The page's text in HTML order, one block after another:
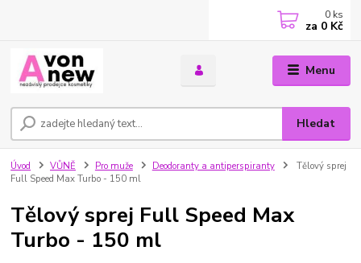
Menu
Hledat
0 ks
za 0 Kč
Úvod VŮNĚ Pro muže Deodoranty a antiperspiranty
Tělový sprej
Full Speed Max Turbo - 150 ml
Tělový sprej Full Speed Max
Turbo - 150 ml